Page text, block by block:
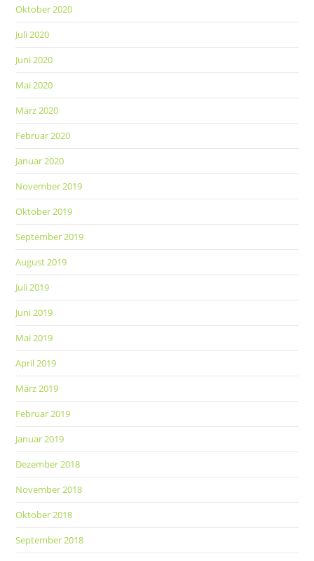
Oktober 2020
Juli 2020
Juni 2020
Mai 2020
März 2020
Februar 2020
Januar 2020
November 2019
Oktober 2019
September 2019
August 2019
Juli 2019
Juni 2019
Mai 2019
April 2019
März 2019
Februar 2019
Januar 2019
Dezember 2018
November 2018
Oktober 2018
September 2018